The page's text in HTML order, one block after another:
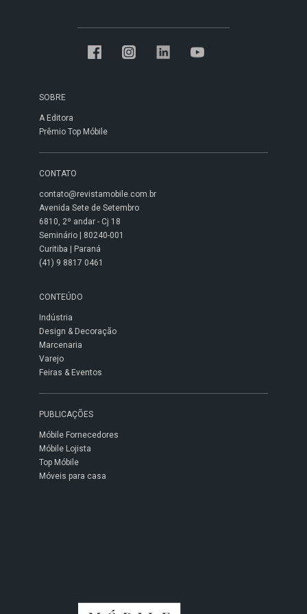
SOBRE
A Editora
Prêmio Top Móbile
CONTATO
contato@revistamobile.com.br
Avenida Sete de Setembro
6810, 2º andar - Cj 18
Seminário | 80240-001
Curitiba | Paraná
(41) 9 8817 0461
CONTEÚDO
Indústria
Design & Decoração
Marcenaria
Varejo
Feiras & Eventos
PUBLICAÇÕES
Móbile Fornecedores
Móbile Lojista
Top Móbile
Móveis para casa